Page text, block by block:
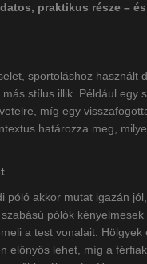
praktikus része –
sportoláshoz használt
stílus illik. Például egy
míg egy
határozza meg,
póló akkor mutat igazán
pólók
a test vonalait.
előnyös lehet, míg a